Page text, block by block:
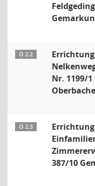
Ö 2.2
Nr. 1199/
Ö 2.3
387/10